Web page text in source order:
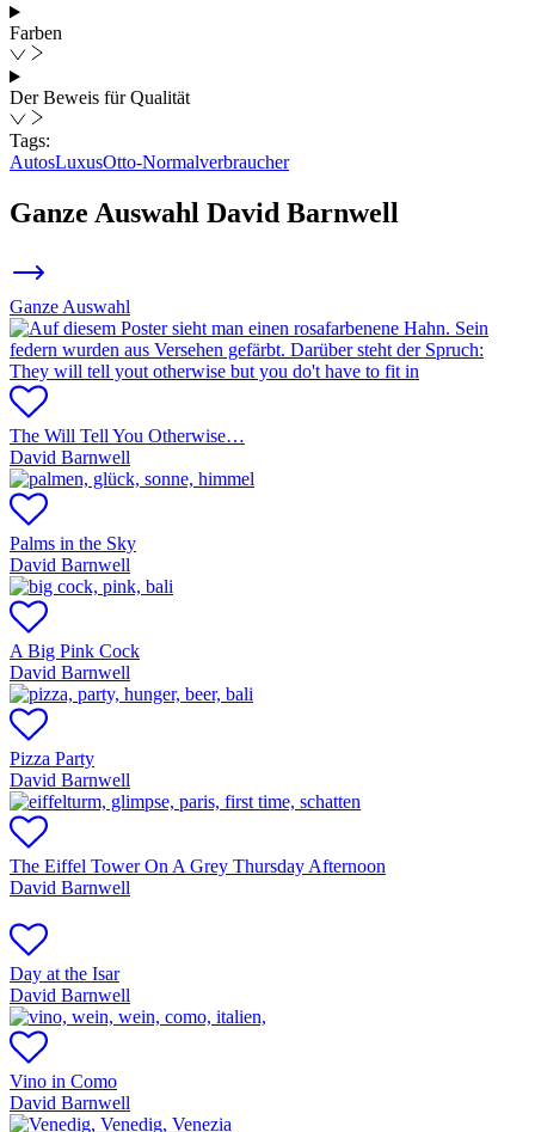
Farben
Der Beweis für Qualität
Tags:
AutosLuxusOtto-Normalverbraucher
Ganze Auswahl David Barnwell
Ganze Auswahl
The Will Tell You Otherwise…
David Barnwell
Palms in the Sky
David Barnwell
A Big Pink Cock
David Barnwell
Pizza Party
David Barnwell
The Eiffel Tower On A Grey Thursday Afternoon
David Barnwell
Day at the Isar
David Barnwell
Vino in Como
David Barnwell